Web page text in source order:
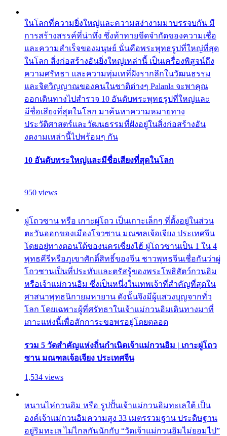
ในโลกที่ความยิ่งใหญ่และความสง่างามมาบรรจบกัน มี
การสร้างสรรค์ที่น่าทึ่ง ซึ่งท้าทายขีดจำกัดของความเชื่อ
และความสำเร็จของมนุษย์ นั่นคือพระพุทธรูปที่ใหญ่ที่สุด
ในโลก สิ่งก่อสร้างอันยิ่งใหญ่เหล่านี้ เป็นเครื่องพิสูจน์ถึง
ความศรัทธา และความทุ่มเทที่ฝังรากลึกในวัฒนธรรม
และจิตวิญญาณของคนในชาติต่างๆ Palanla จะพาคุณ
ออกเดินทางไปสำรวจ 10 อันดับพระพุทธรูปที่ใหญ่และ
มีชื่อเสียงที่สุดในโลก มาค้นหาความหมายทาง
ประวัติศาสตร์และวัฒนธรรมที่ฝังอยู่ในสิ่งก่อสร้างอัน
งดงามเหล่านี้ไปพร้อมๆ กัน
10 อันดับพระใหญ่และมีชื่อเสียงที่สุดในโลก
950 views
ผู่โถวซาน หรือ เกาะผู่โถว เป็นเกาะเล็กๆ ที่ตั้งอยู่ในส่วน
ตะวันออกของเมืองโจวซาน มณฑลเจ้อเจียง ประเทศจีน
โดยอยู่ทางตอนใต้ของนครเซี่ยงไฮ้ ผู่โถวซานเป็น 1 ใน 4
พุทธคีรีหรือภูเขาศักดิ์สิทธิ์ของจีน ชาวพุทธจีนเชื่อกันว่าผู่
โถวซานเป็นที่ประทับและตรัสรู้ของพระโพธิสัตว์กวนอิม
หรือเจ้าแม่กวนอิม ซึ่งเป็นหนึ่งในเทพเจ้าที่สำคัญที่สุดใน
ศาสนาพุทธนิกายมหายาน ดังนั้นจึงมีผู้แสวงบุญจากทั่ว
โลก โดยเฉพาะผู้ที่ศรัทธาในเจ้าแม่กวนอิมเดินทางมาที่
เกาะแห่งนี้เพื่อสักการะขอพรอยู่โดยตลอด
รวม 5 วัดสำคัญแห่งถิ่นกำเนิดเจ้าแม่กวนอิม | เกาะผู่โถว
ซาน มณฑลเจ้อเจียง ประเทศจีน
1,534 views
หนานไห่กวนอิม หรือ รูปปั้นเจ้าแม่กวนอิมทะเลใต้ เป็น
องค์เจ้าแม่กวนอิมความสูง 33 เมตรรวมฐาน ประดิษฐาน
อยู่ริมทะเล ไม่ไกลกันนักกับ “วัดเจ้าแม่กวนอิมไม่ยอมไป”